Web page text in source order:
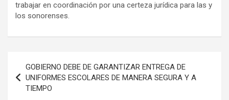
trabajar en coordinación por una certeza jurídica para las y
los sonorenses.
de
entradas
GOBIERNO DEBE DE GARANTIZAR ENTREGA DE
UNIFORMES ESCOLARES DE MANERA SEGURA Y A
TIEMPO